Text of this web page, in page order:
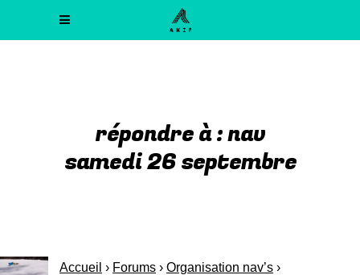
répondre à : nav
samedi 26 septembre
Accueil › Forums › Organisation nav’s ›